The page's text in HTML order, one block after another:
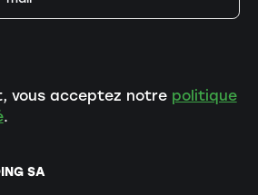
SA
vous acceptez notre politique
.